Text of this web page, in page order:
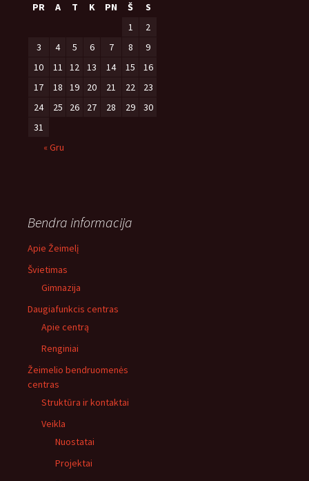
PR
A T K PN Š
S
1
2
3
4 5 6 7 8
9
10
11 12 13 14 15
16
17
18 19 20 21 22
23
24
25 26 27 28 29
30
31
« Gru
Bendra informacija
Apie Žeimelį
Švietimas
Gimnazija
Daugiafunkcis centras
Apie centrą
Renginiai
Žeimelio bendruomenės
centras
Struktūra ir kontaktai
Veikla
Nuostatai
Projektai